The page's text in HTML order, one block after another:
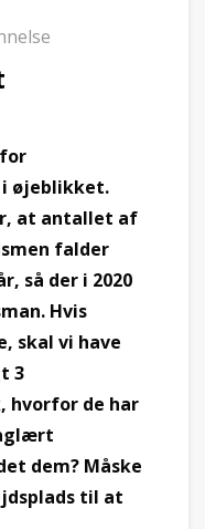
i øjeblikket.
at antallet af
falder
så der i 2020
Hvis
skal vi have
3
hvorfor de har
dem? Måske
til at